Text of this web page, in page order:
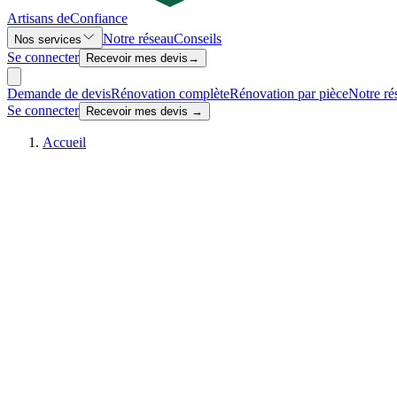
Artisans deConfiance
Nos services Notre réseauConseils
Se connecter
Recevoir mes devis →
Demande de devisRénovation complèteRénovation par pièceNotre
Se connecter
Recevoir mes devis →
Accueil